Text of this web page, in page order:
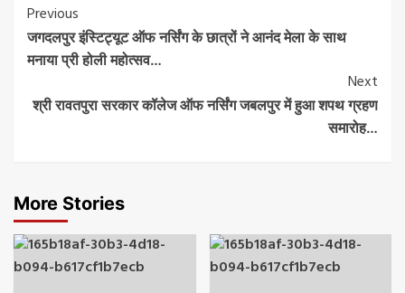
Post
Navigation
Previous
जगदलपुर इंस्टिट्यूट ऑफ नर्सिंग के छात्रों ने आनंद मेला के साथ
मनाया प्री होली महोत्सव…
Next
श्री रावतपुरा सरकार कॉलेज ऑफ नर्सिंग जबलपुर में हुआ शपथ ग्रहण
समारोह…
More Stories